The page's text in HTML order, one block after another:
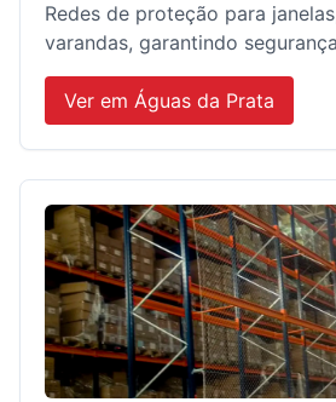
Redes de proteção para
varandas, garantindo
Ver em Águas da Prata